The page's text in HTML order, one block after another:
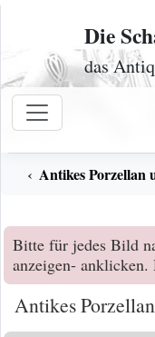
Zum Inhalt
Die
das
Antikes Porzellan
Bitte für jedes Bild
anzeigen- anklicken.
Antikes